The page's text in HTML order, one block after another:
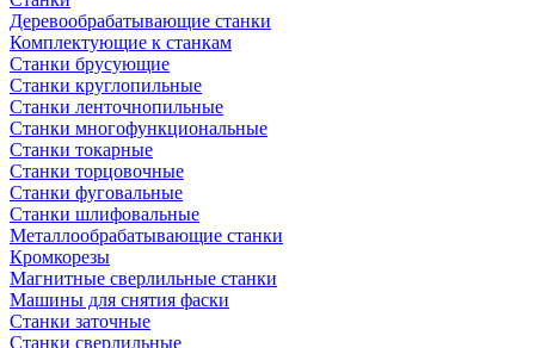
Деревообрабатывающие станки
Комплектующие к станкам
Станки брусующие
Станки круглопильные
Станки ленточнопильные
Станки многофункциональные
Станки токарные
Станки торцовочные
Станки фуговальные
Станки шлифовальные
Металлообрабатывающие станки
Кромкорезы
Магнитные сверлильные станки
Машины для снятия фаски
Станки заточные
Станки сверлильные